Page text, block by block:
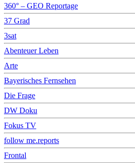
360° – GEO Reportage
37 Grad
3sat
Abenteuer Leben
Arte
Bayerisches Fernsehen
Die Frage
DW Doku
Fokus TV
follow me.reports
Frontal